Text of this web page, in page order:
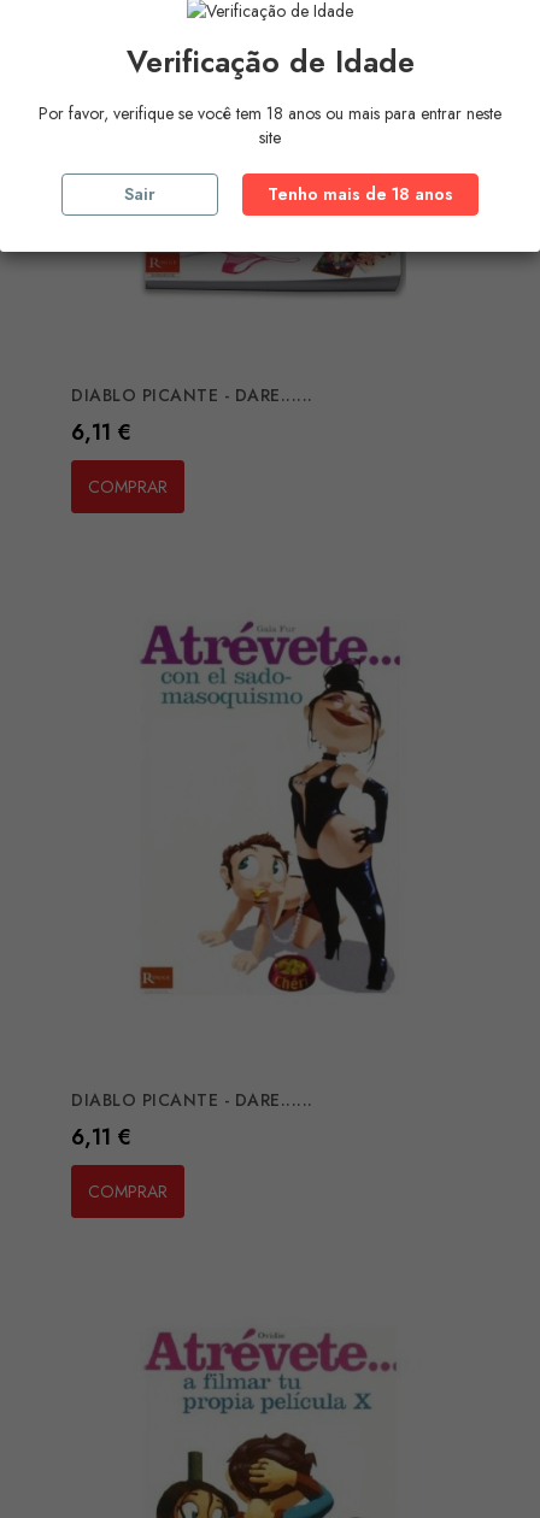
DIABLO PICANTE - DARE......
Preço
6,11 €
COMPRAR
DIABLO PICANTE - DARE......
Preço
6,11 €
COMPRAR
Verificação de Idade
Por favor, verifique se você tem 18 anos ou mais para entrar neste
site
Sair Tenho mais de 18 anos